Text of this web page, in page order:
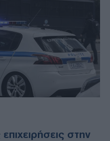
στην